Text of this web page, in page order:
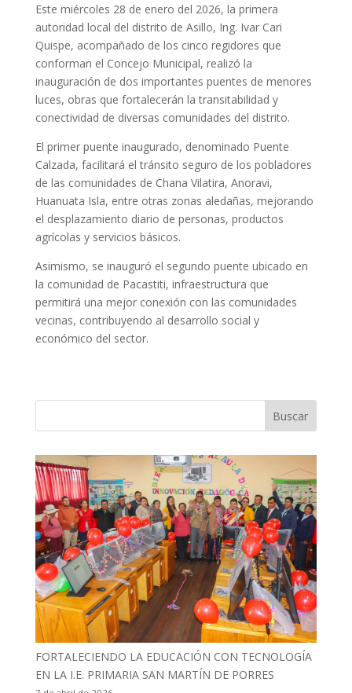
Este miércoles 28 de enero del 2026, la primera
autoridad local del distrito de Asillo, Ing. Ivar Cari
Quispe, acompañado de los cinco regidores que
conforman el Concejo Municipal, realizó la
inauguración de dos importantes puentes de menores
luces, obras que fortalecerán la transitabilidad y
conectividad de diversas comunidades del distrito.
El primer puente inaugurado, denominado Puente
Calzada, facilitará el tránsito seguro de los pobladores
de las comunidades de Chana Vilatira, Anoravi,
Huanuata Isla, entre otras zonas aledañas, mejorando
el desplazamiento diario de personas, productos
agrícolas y servicios básicos.
Asimismo, se inauguró el segundo puente ubicado en
la comunidad de Pacastiti, infraestructura que
permitirá una mejor conexión con las comunidades
vecinas, contribuyendo al desarrollo social y
económico del sector.
FORTALECIENDO LA EDUCACIÓN CON TECNOLOGÍA
EN LA I.E. PRIMARIA SAN MARTÍN DE PORRES